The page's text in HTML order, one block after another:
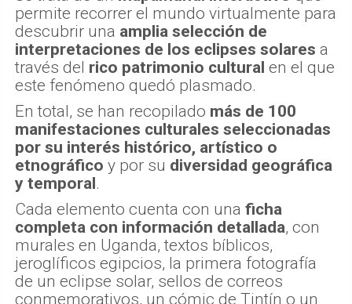
permite recorrer el mundo virtualmente para
descubrir una amplia selección de
interpretaciones de los eclipses solares a
través del rico patrimonio cultural en el que
este fenómeno quedó plasmado.
En total, se han recopilado más de 100
manifestaciones culturales seleccionadas
por su interés histórico, artístico o
etnográfico y por su diversidad geográfica
y temporal.
Cada elemento cuenta con una ficha
completa con información detallada, con
murales en Uganda, textos bíblicos,
jeroglíficos egipcios, la primera fotografía
de un eclipse solar, sellos de correos
conmemorativos, un cómic de Tintín o un